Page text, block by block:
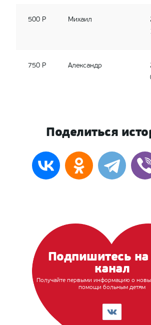
500 Р Михаил
750 Р Александр
Поделиться
Подпишитесь
канал
Получайте первыми информацию о
помощи больным детям